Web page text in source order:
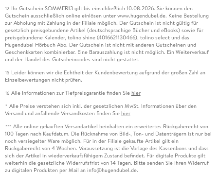
12 Ihr Gutschein SOMMER13 gilt bis einschließlich 10.08.2026. Sie können den
Gutschein ausschließlich online einlösen unter www.hugendubel.de. Keine Bestellung
zur Abholung mit Zahlung in der Filiale möglich. Der Gutschein ist nicht gültig für
gesetzlich preisgebundene Artikel (deutschsprachige Bücher und eBooks) sowie für
preisgebundene Kalender, tolino shine (4016621130466), tolino select und das
Hugendubel Hörbuch Abo. Der Gutschein ist nicht mit anderen Gutscheinen und
Geschenkkarten kombinierbar. Eine Barauszahlung ist nicht möglich. Ein Weiterverkauf
und der Handel des Gutscheincodes sind nicht gestattet.
15 Leider können wir die Echtheit der Kundenbewertung aufgrund der großen Zahl an
Einzelbewertungen nicht prüfen.
16 Alle Informationen zur Tiefpreisgarantie finden Sie hier
* Alle Preise verstehen sich inkl. der gesetzlichen MwSt. Informationen über den
Versand und anfallende Versandkosten finden Sie hier
*** Alle online gekauften Versandartikel beinhalten ein erweitertes Rückgaberecht von
100 Tagen nach Kaufdatum. Die Rücknahme von Bild-, Ton- und Datenträgern ist nur bei
noch versiegelter Ware möglich. Für in der Filiale gekaufte Artikel gilt ein
Rückgaberecht von 4 Wochen. Voraussetzung ist die Vorlage des Kassenbons und dass
sich der Artikel in wiederverkaufsfähigem Zustand befindet. Für digitale Produkte gilt
weiterhin die gesetzliche Widerrufsfrist von 14 Tagen. Bitte senden Sie Ihren Widerruf
zu digitalen Produkten per Mail an info@hugendubel.de.